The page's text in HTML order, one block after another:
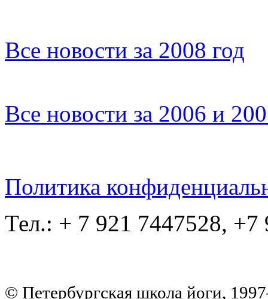
Все новости за 2008 год
Все новости за 2006 и
Политика
Тел.: + 7 921 7447528, +7
© Петербургская школа йоги,